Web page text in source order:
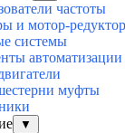
частоты
и мотор-
системы
автоматизации
муфты
▼